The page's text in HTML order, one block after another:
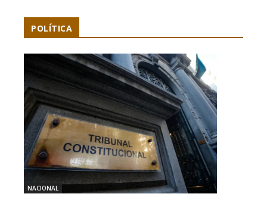
POLÍTICA
NACIONAL